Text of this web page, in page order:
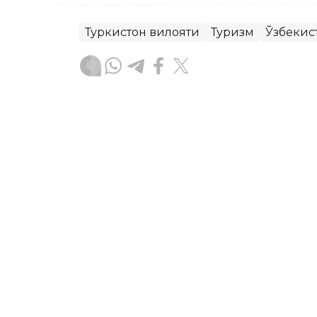
Туркистон вилояти Туризм